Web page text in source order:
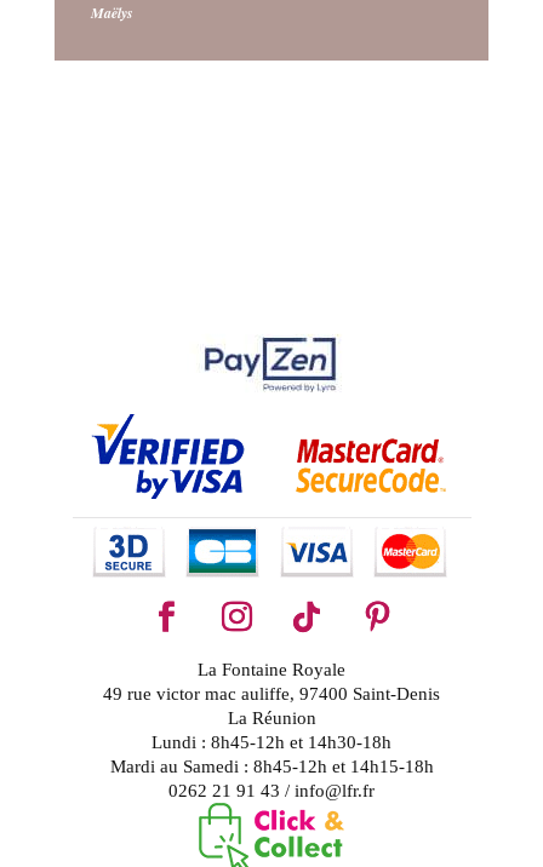
Maëlys
La Fontaine Royale
49 rue victor mac auliffe, 97400 Saint-Denis
La Réunion
Lundi : 8h45-12h et 14h30-18h
Mardi au Samedi : 8h45-12h et 14h15-18h
0262 21 91 43 / info@lfr.fr